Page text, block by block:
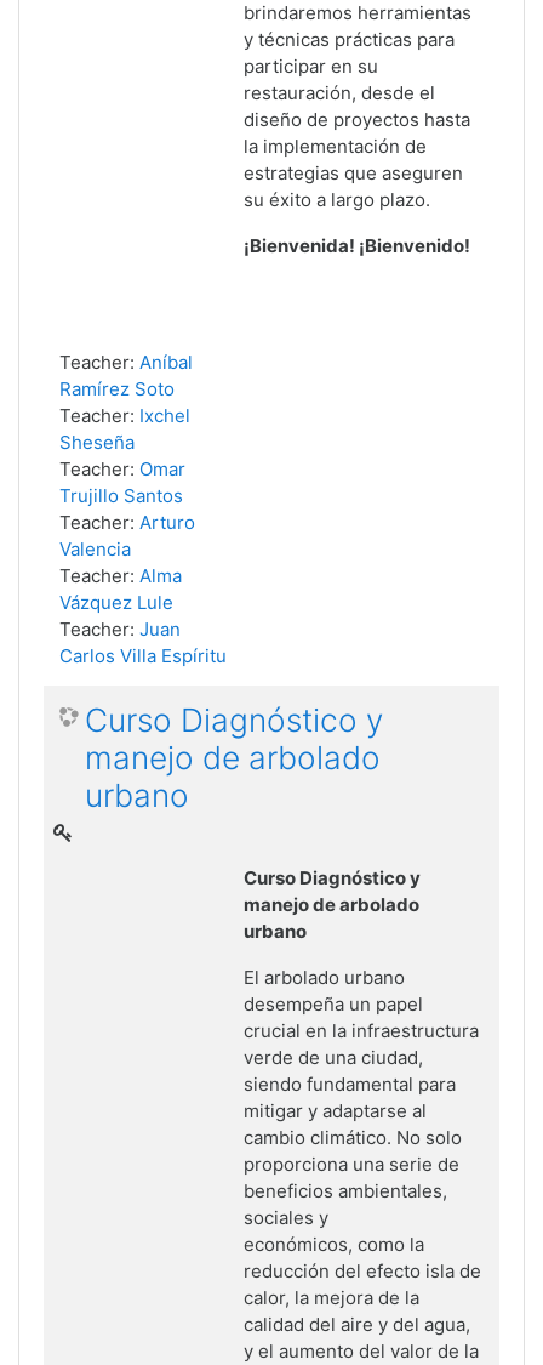
brindaremos herramientas
y técnicas prácticas para
participar en su
restauración, desde el
diseño de proyectos hasta
la implementación de
estrategias que aseguren
su éxito a largo plazo.
¡Bienvenida! ¡Bienvenido!
Teacher: Aníbal
Ramírez Soto
Teacher: Ixchel
Sheseña
Teacher: Omar
Trujillo Santos
Teacher: Arturo
Valencia
Teacher: Alma
Vázquez Lule
Teacher: Juan
Carlos Villa Espíritu
Curso Diagnóstico y
manejo de arbolado
urbano
Curso Diagnóstico y
manejo de arbolado
urbano
El arbolado urbano
desempeña un papel
crucial en la infraestructura
verde de una ciudad,
siendo fundamental para
mitigar y adaptarse al
cambio climático. No solo
proporciona una serie de
beneficios ambientales,
sociales y
económicos, como la
reducción del efecto isla de
calor, la mejora de la
calidad del aire y del agua,
y el aumento del valor de la